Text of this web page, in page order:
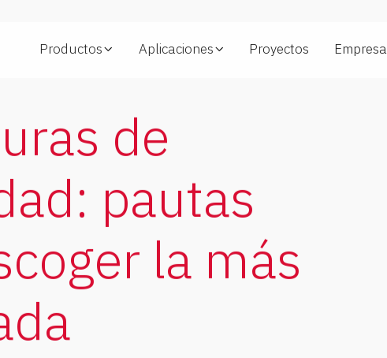
Productos Aplicaciones Proyectos Empresa
de
pautas
la más